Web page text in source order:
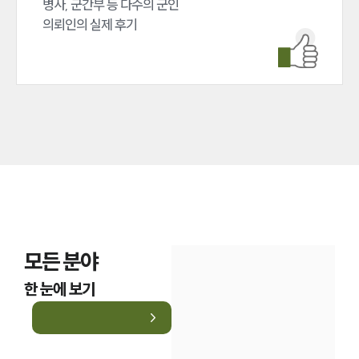
업무분야
뉴스레터/브로슈어
병사, 군간부 등 다수의 군인
의뢰인의 실제 후기
모든 분야
한 눈에 보기